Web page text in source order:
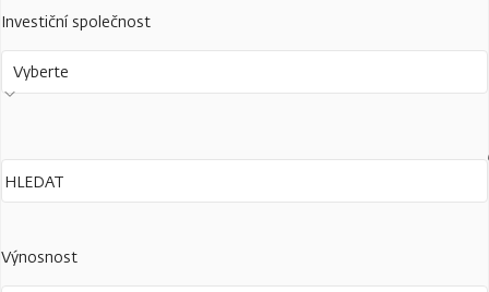
Investiční společnost
Vyberte
Výnosnost